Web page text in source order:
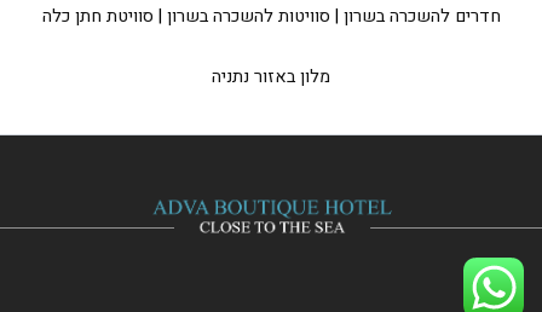
חדרים להשכרה בשרון | סוויטות להשכרה בשרון | סוויטת חתן כלה
מלון באזור נתניה